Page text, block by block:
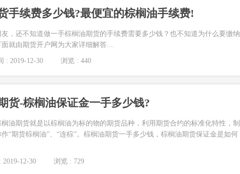
手续费多少钱?最便宜的棕榈油手续费!
，还不知道做一手棕榈油期货的手续费需要多少钱？也不知道为什么要缴纳
就由期货开户网为大家详细解答....
: 2019-12-30 浏览 : 440
货-棕榈油保证金一手多少钱?
油期货就是以棕榈油为标的物的期货品种，利用期货合约的标准化特性，制
“期货棕榈油”、“连棕”。棕榈油期货一手多少钱，棕榈油期货保证金是如何
2019-12-30 浏览 : 729